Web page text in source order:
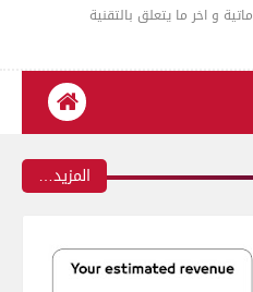
و اخر ما يتعلق بالتقنية
‏المزيد…